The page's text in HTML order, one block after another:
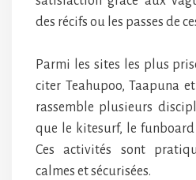
des récifs ou les passes de
Parmi les sites les plus
citer Teahupoo, Taapuna
rassemble plusieurs
que le kitesurf, le
Ces activités sont
calmes et sécurisées.